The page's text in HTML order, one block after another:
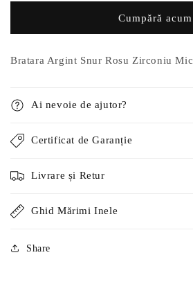
Zirconiu
Rosu
Zirconiu
Cumpără acum
Bratara Argint Snur Rosu Zirconiu Mic
Ai nevoie de ajutor?
Certificat de Garanție
Livrare și Retur
Ghid Mărimi Inele
Share